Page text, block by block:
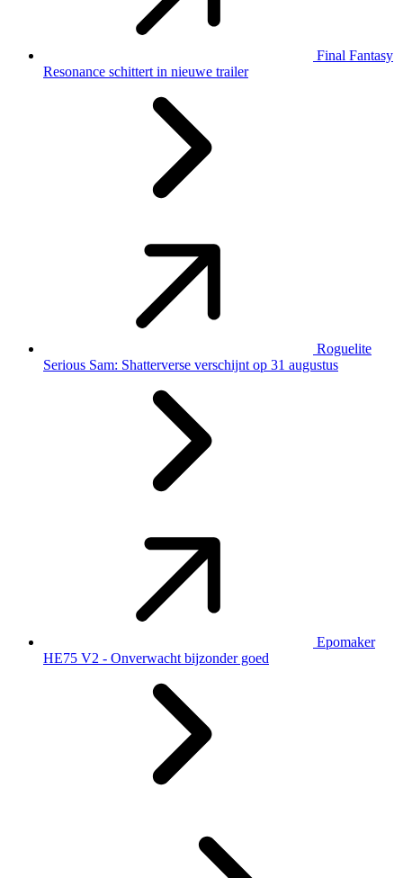
Final Fantasy
Resonance schittert in nieuwe trailer
Roguelite
Serious Sam: Shatterverse verschijnt op 31 augustus
Epomaker
HE75 V2 - Onverwacht bijzonder goed